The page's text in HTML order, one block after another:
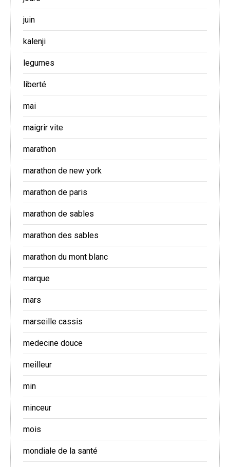
juin
kalenji
legumes
liberté
mai
maigrir vite
marathon
marathon de new york
marathon de paris
marathon de sables
marathon des sables
marathon du mont blanc
marque
mars
marseille cassis
medecine douce
meilleur
min
minceur
mois
mondiale de la santé